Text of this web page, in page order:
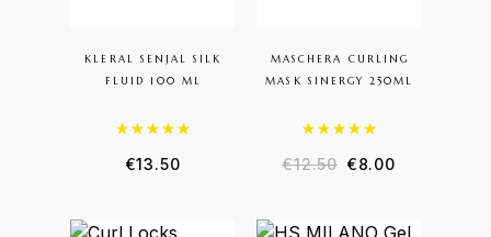
KLERAL SENJAL SILK
FLUID 100 ML
Valutato
€13.50
MASCHERA CURLING
MASK SINERGY 250ML
Valutato
€12.50 €8.00